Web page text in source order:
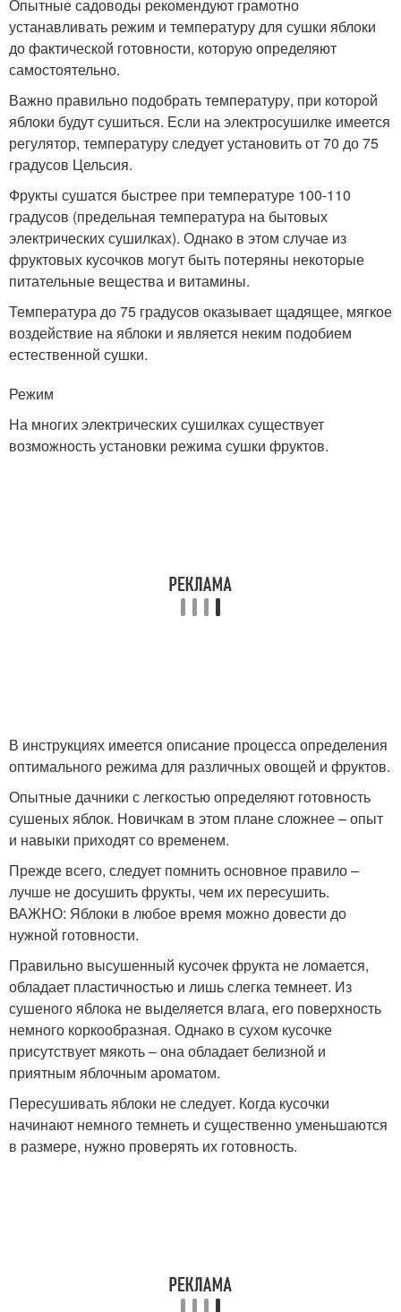
Опытные садоводы рекомендуют грамотно
устанавливать режим и температуру для сушки яблоки
до фактической готовности, которую определяют
самостоятельно.
Важно правильно подобрать температуру, при которой
яблоки будут сушиться. Если на электросушилке имеется
регулятор, температуру следует установить от 70 до 75
градусов Цельсия.
Фрукты сушатся быстрее при температуре 100-110
градусов (предельная температура на бытовых
электрических сушилках). Однако в этом случае из
фруктовых кусочков могут быть потеряны некоторые
питательные вещества и витамины.
Температура до 75 градусов оказывает щадящее, мягкое
воздействие на яблоки и является неким подобием
естественной сушки.
Режим
На многих электрических сушилках существует
возможность установки режима сушки фруктов.
В инструкциях имеется описание процесса определения
оптимального режима для различных овощей и фруктов.
Опытные дачники с легкостью определяют готовность
сушеных яблок. Новичкам в этом плане сложнее – опыт
и навыки приходят со временем.
Прежде всего, следует помнить основное правило –
лучше не досушить фрукты, чем их пересушить.
ВАЖНО: Яблоки в любое время можно довести до
нужной готовности.
Правильно высушенный кусочек фрукта не ломается,
обладает пластичностью и лишь слегка темнеет. Из
сушеного яблока не выделяется влага, его поверхность
немного коркообразная. Однако в сухом кусочке
присутствует мякоть – она обладает белизной и
приятным яблочным ароматом.
Пересушивать яблоки не следует. Когда кусочки
начинают немного темнеть и существенно уменьшаются
в размере, нужно проверять их готовность.